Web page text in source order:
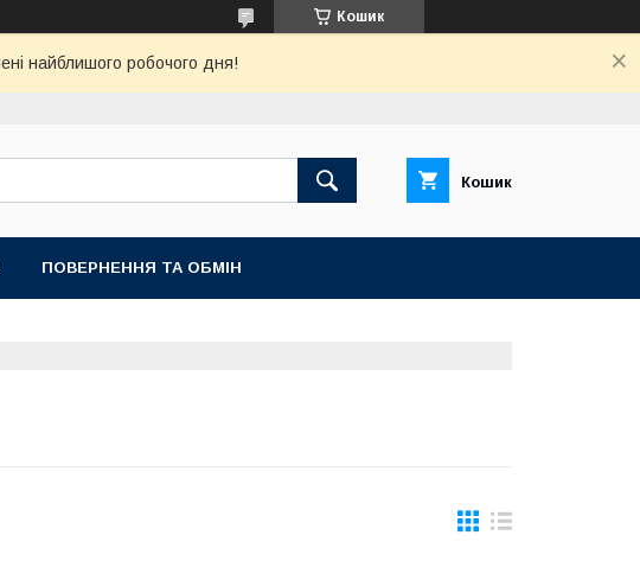
Кошик
найблишого робочого дня!
Кошик
ПОВЕРНЕННЯ ТА ОБМІН